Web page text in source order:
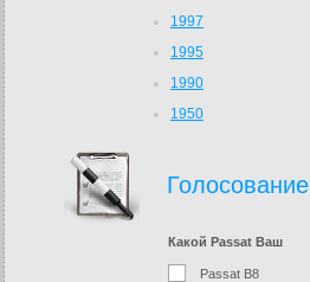
1997
1995
1990
1950
Голосование
Какой Passat Ваш
Passat B8